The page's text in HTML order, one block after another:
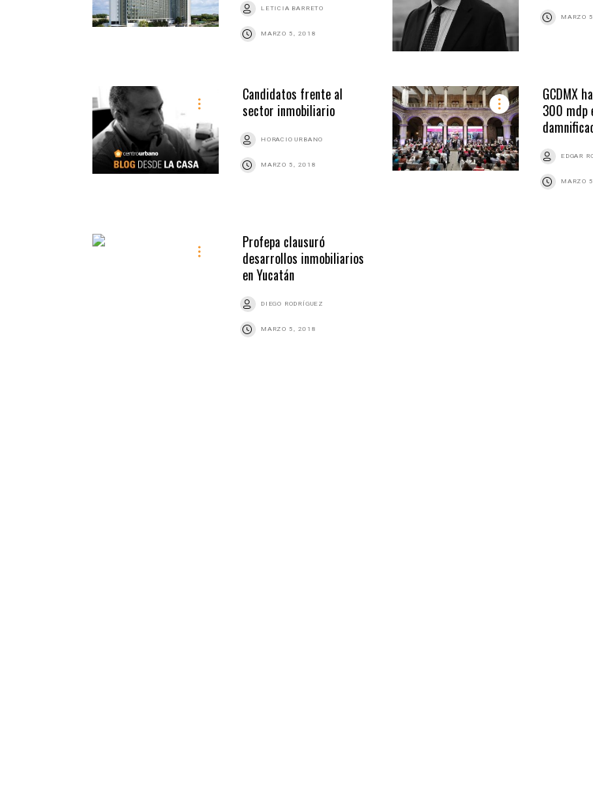
LETICIA BARRETO
MARZO 5, 2018
MARZO
Candidatos frente al
sector inmobiliario
HORACIO URBANO
MARZO 5, 2018
GCDMX
300 mdp
EDGAR
MARZO
Profepa clausuró
desarrollos inmobiliarios
en Yucatán
DIEGO RODRÍGUEZ
MARZO 5, 2018